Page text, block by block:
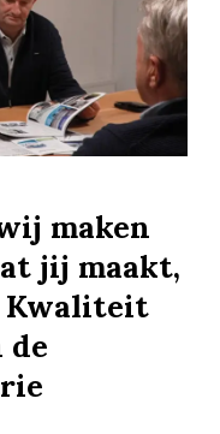
maken
jij maakt,
Kwaliteit
de